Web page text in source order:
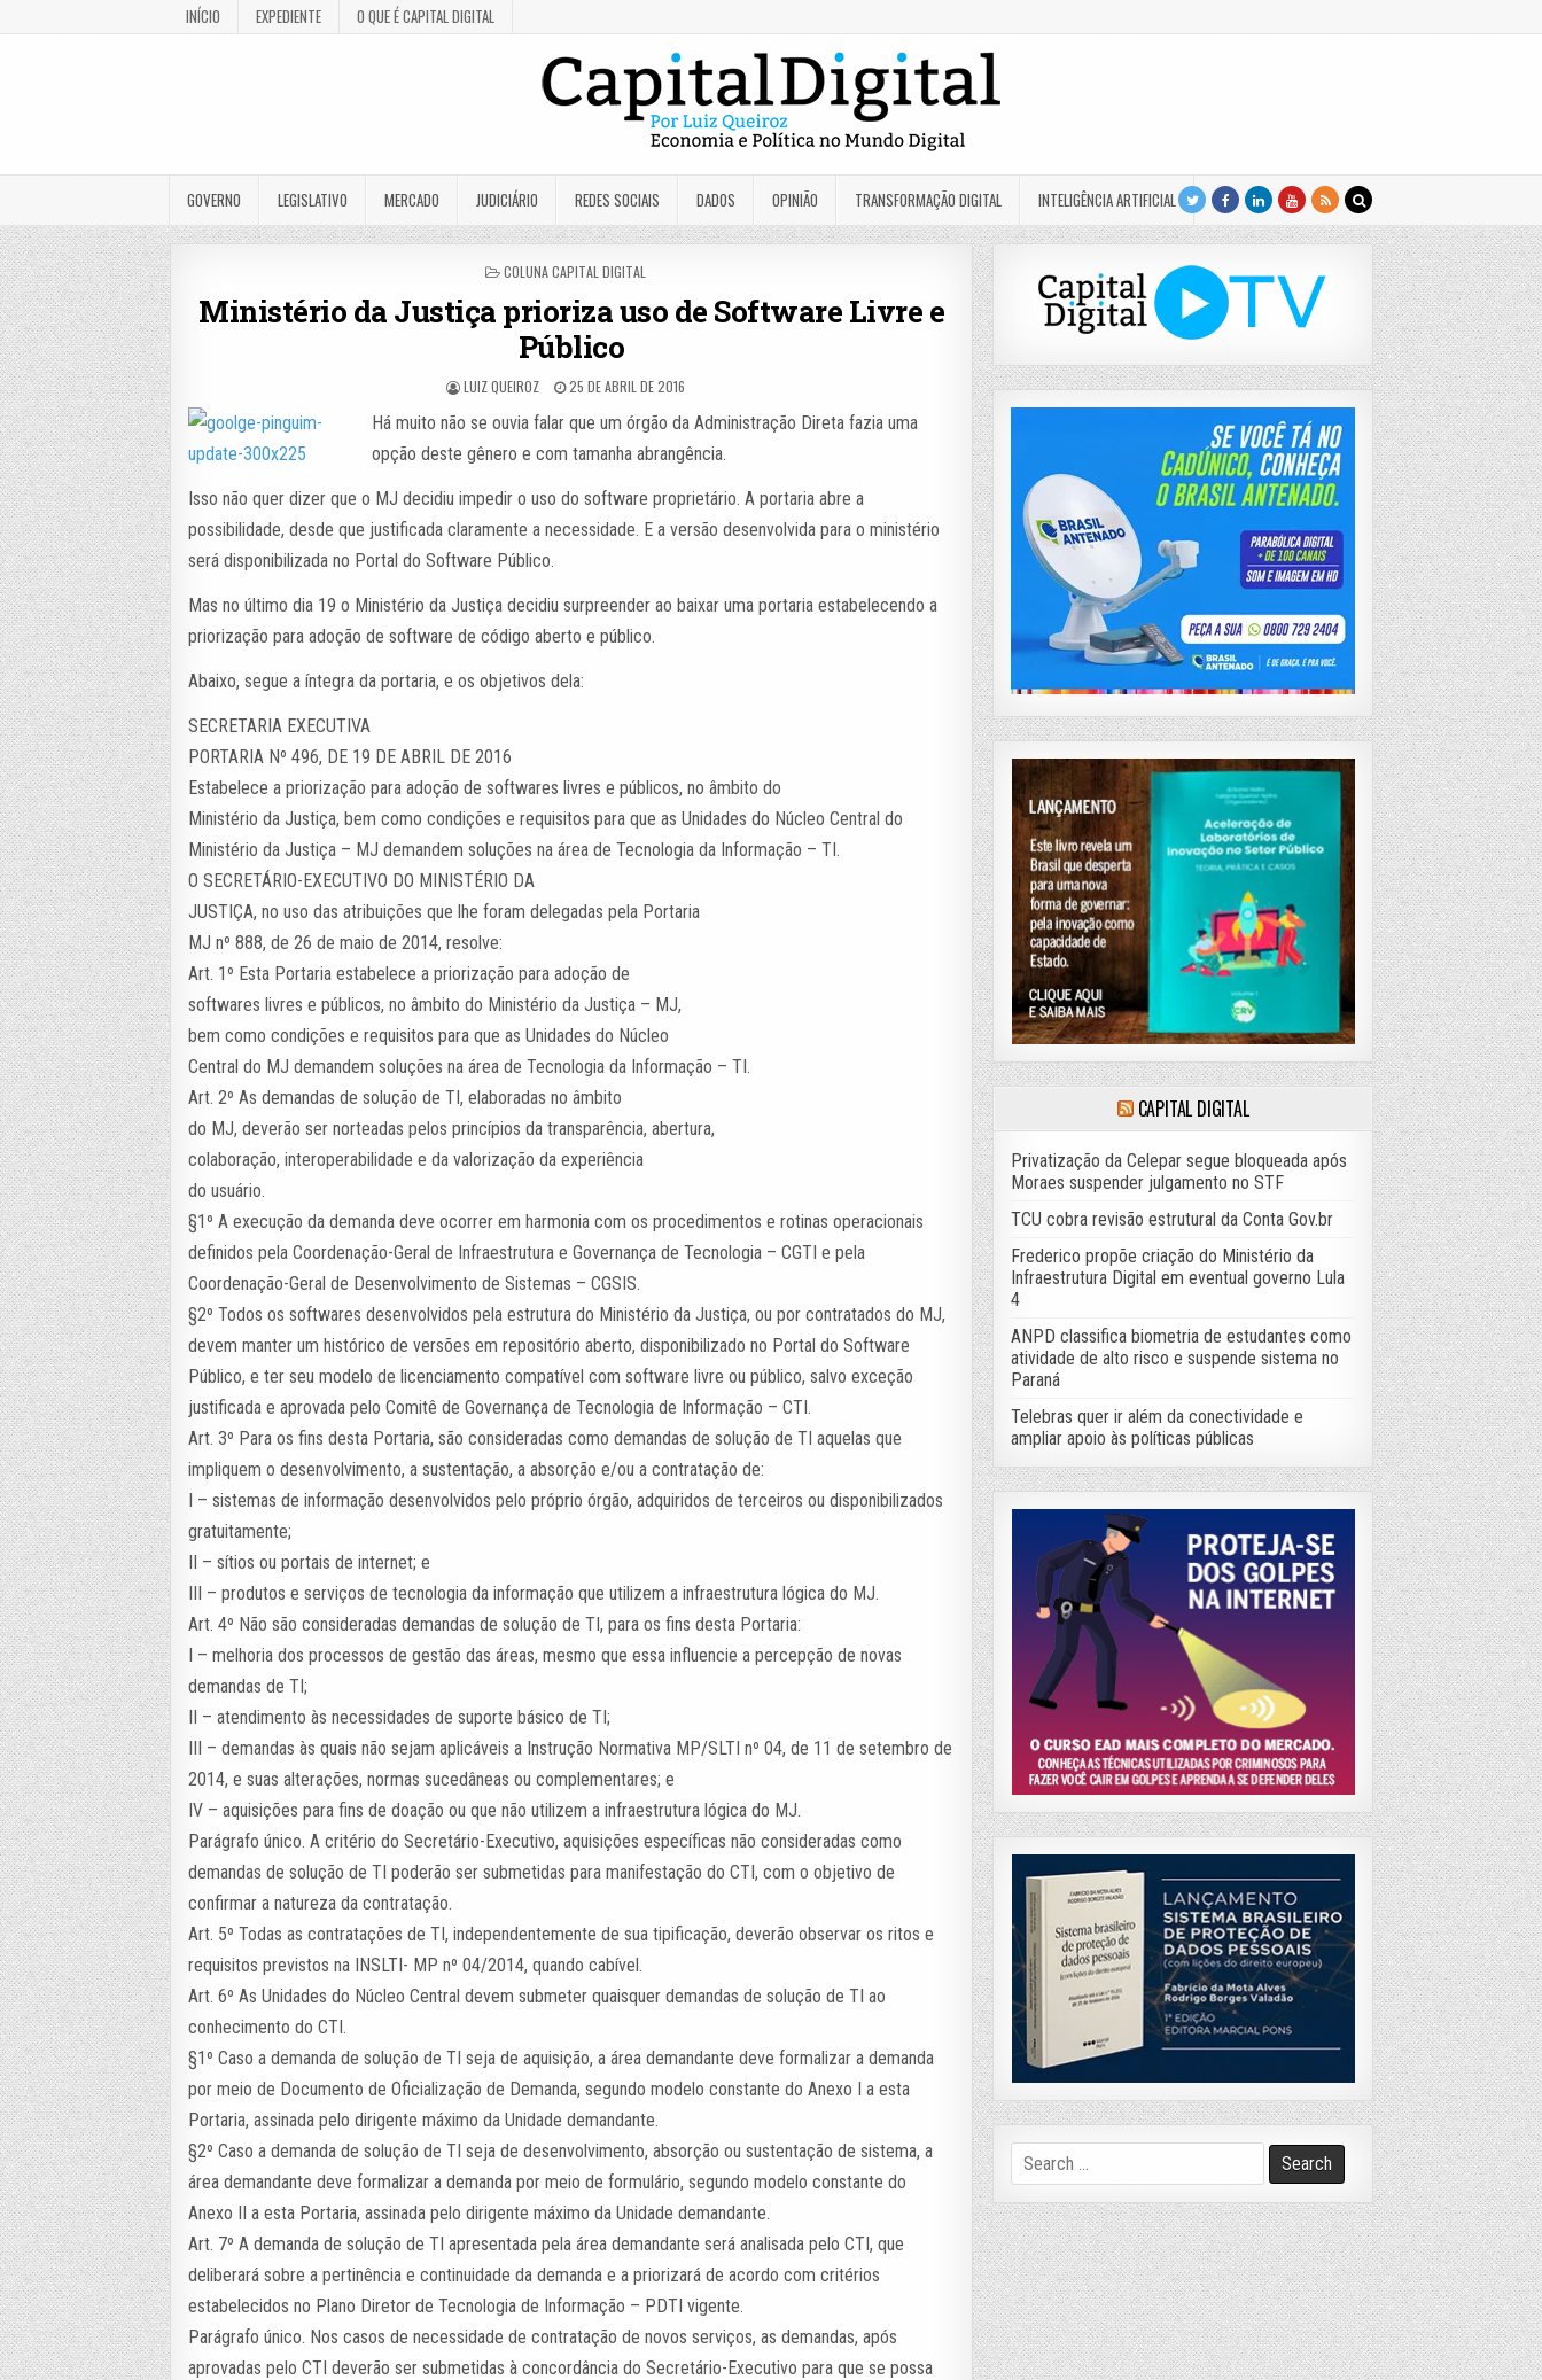
INÍCIO EXPEDIENTE O QUE É CAPITAL DIGITAL
GOVERNO LEGISLATIVO MERCADO JUDICIÁRIO REDES SOCIAIS DADOS OPINIÃO TRANSFORMAÇÃO DIGITAL INTELIGÊNCIA ARTIFICIAL
POSTED
COLUNA CAPITAL DIGITAL
Ministério da Justiça prioriza uso de Software Livre e
Público
LUIZ QUEIROZ 25 DE ABRIL DE 2016
Há muito não se ouvia falar que um órgão da Administração Direta fazia uma
opção deste gênero e com tamanha abrangência.
Isso não quer dizer que o MJ decidiu impedir o uso do software proprietário. A portaria abre a
possibilidade, desde que justificada claramente a necessidade. E a versão desenvolvida para o ministério
será disponibilizada no Portal do Software Público.
Mas no último dia 19 o Ministério da Justiça decidiu surpreender ao baixar uma portaria estabelecendo a
priorização para adoção de software de código aberto e público.
Abaixo, segue a íntegra da portaria, e os objetivos dela:
SECRETARIA EXECUTIVA
PORTARIA Nº 496, DE 19 DE ABRIL DE 2016
Estabelece a priorização para adoção de softwares livres e públicos, no âmbito do
Ministério da Justiça, bem como condições e requisitos para que as Unidades do Núcleo Central do
Ministério da Justiça – MJ demandem soluções na área de Tecnologia da Informação – TI.
O SECRETÁRIO-EXECUTIVO DO MINISTÉRIO DA
JUSTIÇA, no uso das atribuições que lhe foram delegadas pela Portaria
MJ nº 888, de 26 de maio de 2014, resolve:
Art. 1º Esta Portaria estabelece a priorização para adoção de
softwares livres e públicos, no âmbito do Ministério da Justiça – MJ,
bem como condições e requisitos para que as Unidades do Núcleo
Central do MJ demandem soluções na área de Tecnologia da Informação – TI.
Art. 2º As demandas de solução de TI, elaboradas no âmbito
do MJ, deverão ser norteadas pelos princípios da transparência, abertura,
colaboração, interoperabilidade e da valorização da experiência
do usuário.
§1º A execução da demanda deve ocorrer em harmonia com os procedimentos e rotinas operacionais
definidos pela Coordenação-Geral de Infraestrutura e Governança de Tecnologia – CGTI e pela
Coordenação-Geral de Desenvolvimento de Sistemas – CGSIS.
§2º Todos os softwares desenvolvidos pela estrutura do Ministério da Justiça, ou por contratados do MJ,
devem manter um histórico de versões em repositório aberto, disponibilizado no Portal do Software
Público, e ter seu modelo de licenciamento compatível com software livre ou público, salvo exceção
justificada e aprovada pelo Comitê de Governança de Tecnologia de Informação – CTI.
Art. 3º Para os fins desta Portaria, são consideradas como demandas de solução de TI aquelas que
impliquem o desenvolvimento, a sustentação, a absorção e/ou a contratação de:
I – sistemas de informação desenvolvidos pelo próprio órgão, adquiridos de terceiros ou disponibilizados
gratuitamente;
II – sítios ou portais de internet; e
III – produtos e serviços de tecnologia da informação que utilizem a infraestrutura lógica do MJ.
Art. 4º Não são consideradas demandas de solução de TI, para os fins desta Portaria:
I – melhoria dos processos de gestão das áreas, mesmo que essa influencie a percepção de novas
demandas de TI;
II – atendimento às necessidades de suporte básico de TI;
III – demandas às quais não sejam aplicáveis a Instrução Normativa MP/SLTI nº 04, de 11 de setembro de
2014, e suas alterações, normas sucedâneas ou complementares; e
IV – aquisições para fins de doação ou que não utilizem a infraestrutura lógica do MJ.
Parágrafo único. A critério do Secretário-Executivo, aquisições específicas não consideradas como
demandas de solução de TI poderão ser submetidas para manifestação do CTI, com o objetivo de
confirmar a natureza da contratação.
Art. 5º Todas as contratações de TI, independentemente de sua tipificação, deverão observar os ritos e
requisitos previstos na INSLTI- MP nº 04/2014, quando cabível.
Art. 6º As Unidades do Núcleo Central devem submeter quaisquer demandas de solução de TI ao
conhecimento do CTI.
§1º Caso a demanda de solução de TI seja de aquisição, a área demandante deve formalizar a demanda
por meio de Documento de Oficialização de Demanda, segundo modelo constante do Anexo I a esta
Portaria, assinada pelo dirigente máximo da Unidade demandante.
§2º Caso a demanda de solução de TI seja de desenvolvimento, absorção ou sustentação de sistema, a
área demandante deve formalizar a demanda por meio de formulário, segundo modelo constante do
Anexo II a esta Portaria, assinada pelo dirigente máximo da Unidade demandante.
Art. 7º A demanda de solução de TI apresentada pela área demandante será analisada pelo CTI, que
deliberará sobre a pertinência e continuidade da demanda e a priorizará de acordo com critérios
estabelecidos no Plano Diretor de Tecnologia de Informação – PDTI vigente.
Parágrafo único. Nos casos de necessidade de contratação de novos serviços, as demandas, após
aprovadas pelo CTI deverão ser submetidas à concordância do Secretário-Executivo para que se possa
CAPITAL DIGITAL
Privatização da Celepar segue bloqueada após
Moraes suspender julgamento no STF
TCU cobra revisão estrutural da Conta Gov.br
Frederico propõe criação do Ministério da
Infraestrutura Digital em eventual governo Lula
4
ANPD classifica biometria de estudantes como
atividade de alto risco e suspende sistema no
Paraná
Telebras quer ir além da conectividade e
ampliar apoio às políticas públicas
Search
for: